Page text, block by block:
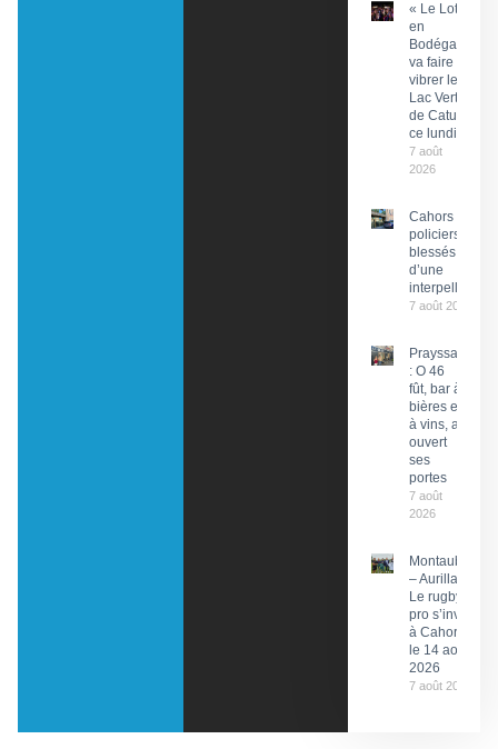
« Le Lot
en
Bodéga »
va faire
vibrer le
Lac Vert
de Catus
ce lundi
7 août
2026
Cahors : Des
policiers
blessés lors
d’une
interpellation
7 août 2026
Prayssac
: O 46
fût, bar à
bières et
à vins, a
ouvert
ses
portes
7 août
2026
Montauban
– Aurillac :
Le rugby
pro s’invite
à Cahors
le 14 août
2026
7 août 2026